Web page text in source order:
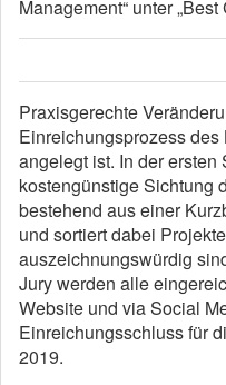
Management“ unter
Praxisgerechte
Einreichungsprozess
angelegt ist. In der
kostengünstige Sichtung
bestehend aus einer
und sortiert dabei
auszeichnungswürdig
Jury werden alle
Website und via Social
Einreichungsschluss für
2019.